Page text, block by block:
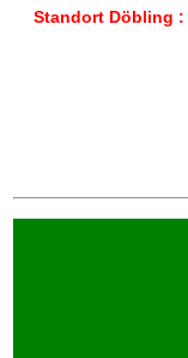
Standort Döbling :